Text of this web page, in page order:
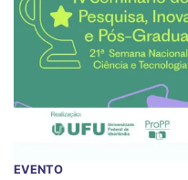
EVENTO